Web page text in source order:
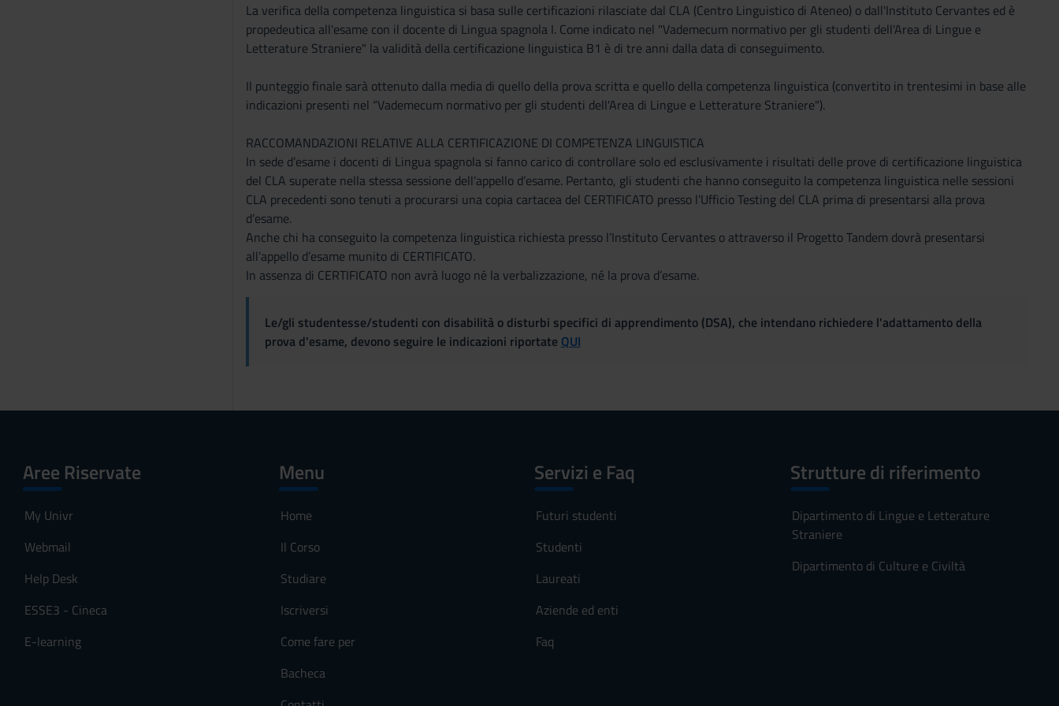
La verifica della competenza linguistica si basa sulle certificazioni rilasciate dal CLA (Centro Linguistico di Ateneo) o dall'Instituto Cervantes ed è
propedeutica all'esame con il docente di Lingua spagnola I. Come indicato nel "Vademecum normativo per gli studenti dell'Area di Lingue e
Letterature Straniere" la validità della certificazione linguistica B1 è di tre anni dalla data di conseguimento.
Il punteggio finale sarà ottenuto dalla media di quello della prova scritta e quello della competenza linguistica (convertito in trentesimi in base alle
indicazioni presenti nel “Vademecum normativo per gli studenti dell'Area di Lingue e Letterature Straniere").
RACCOMANDAZIONI RELATIVE ALLA CERTIFICAZIONE DI COMPETENZA LINGUISTICA
In sede d’esame i docenti di Lingua spagnola si fanno carico di controllare solo ed esclusivamente i risultati delle prove di certificazione linguistica
del CLA superate nella stessa sessione dell’appello d’esame. Pertanto, gli studenti che hanno conseguito la competenza linguistica nelle sessioni
CLA precedenti sono tenuti a procurarsi una copia cartacea del CERTIFICATO presso l’Ufficio Testing del CLA prima di presentarsi alla prova
d’esame.
Anche chi ha conseguito la competenza linguistica richiesta presso l’Instituto Cervantes o attraverso il Progetto Tandem dovrà presentarsi
all’appello d’esame munito di CERTIFICATO.
In assenza di CERTIFICATO non avrà luogo né la verbalizzazione, né la prova d’esame.
Le/gli studentesse/studenti con disabilità o disturbi specifici di apprendimento (DSA), che intendano richiedere l'adattamento della
prova d'esame, devono seguire le indicazioni riportate QUI
Aree Riservate
My Univr
Webmail
Help Desk
ESSE3 - Cineca
E-learning
Menu
Home
Il Corso
Studiare
Iscriversi
Come fare per
Bacheca
Servizi e Faq
Futuri studenti
Studenti
Laureati
Aziende ed enti
Faq
Strutture di riferimento
Dipartimento di Lingue e Letterature
Straniere
Dipartimento di Culture e Civiltà